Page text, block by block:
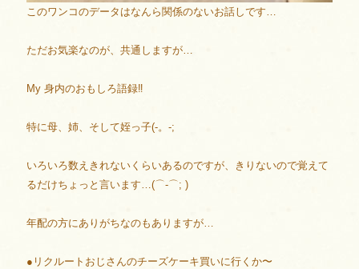
このワンコのデータはなんら関係のないお話しです…
ただお気楽なのが、共通しますが…
My 身内のおもしろ語録‼︎
特に母、姉、そして姪っ子(-。-;
いろいろ数えきれないくらいあるのですが、きりないので覚えて
るだけちょっと言います…(⌒-⌒; )
年配の方にありがちなのもありますが…
●リクルートおじさんのチーズケーキ買いに行くか〜